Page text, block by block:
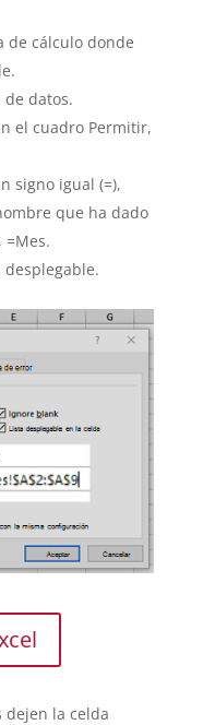
de cálculo donde
de datos.
el cuadro Permitir,
signo igual (=),
que ha dado
=Mes.
desplegable.
dejen la celda